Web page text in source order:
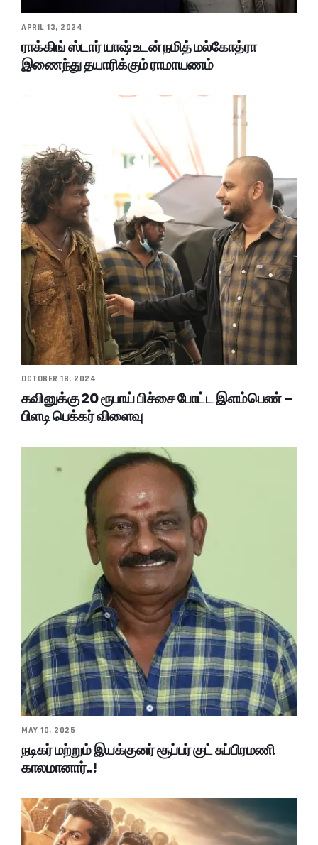
APRIL 13, 2024
ராக்கிங் ஸ்டார் யாஷ் உடன் நமித் மல்கோத்ரா
இணைந்து தயாரிக்கும் ராமாயணம்
OCTOBER 18, 2024
கவினுக்கு 20 ரூபாய் பிச்சை போட்ட இளம்பெண் –
பிளடி பெக்கர் விளைவு
MAY 10, 2025
நடிகர் மற்றும் இயக்குனர் சூப்பர் குட் சுப்பிரமணி
காலமானார்..!